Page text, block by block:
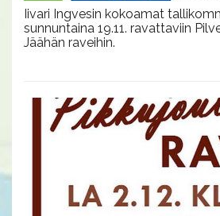
Iivari Ingvesin kokoamat
sunnuntaina 19.11. ravattaviin
Jäähän raveihin.